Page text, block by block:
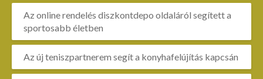
Az online rendelés diszkontdepo oldaláról segített a
sportosabb életben
Az új teniszpartnerem segít a konyhafelújítás kapcsán